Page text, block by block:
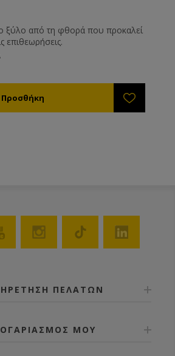
ξύλο από τη φθορά που προκαλεί
επιθεωρήσεις.
ΠΕΛΑΤΩΝ
ΜΟΥ